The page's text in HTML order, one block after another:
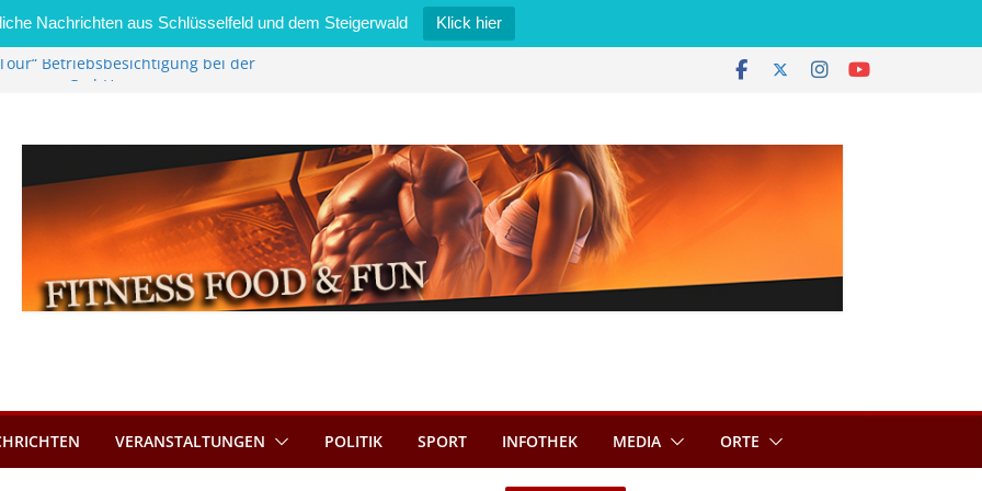
Nachrichten aus Schlüsselfeld und dem Steigerwald Klick hier
Betriebsbesichtigung bei der
bietet Online-Anmeldung für
Wert von 600 Euro
VERANSTALTUNGEN POLITIK SPORT INFOTHEK MEDIA ORTE